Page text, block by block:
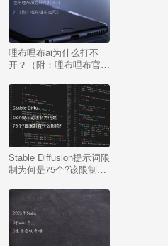
哩布哩布ai为什么打不
开？（附：哩布哩布官
Stable Diffusion提示词限
制为何是75个?该限制有